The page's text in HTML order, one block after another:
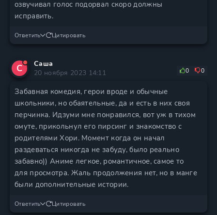
озвучивал голос подорвал скоро должны
исправить.
Ответить Цитировать
С
Саша
20 ноября 2023 14:11
0 0
Забавная комедия, герои вроде и обычные
школьники, но обаятельные, да и есть в них своя
перчинка. Идзуми мне понравился, вот уж в тихом
омуте, прикольнул его пирсинг и знакомство с
родителями Хори. Момент когда он начал
раздеваться никогда не забуду, было реально
забавно)) Аниме легкое, романтичное, самое то
для просмотра. Жаль продолжения нет, но в манге
были дополнительные истории.
Ответить Цитировать